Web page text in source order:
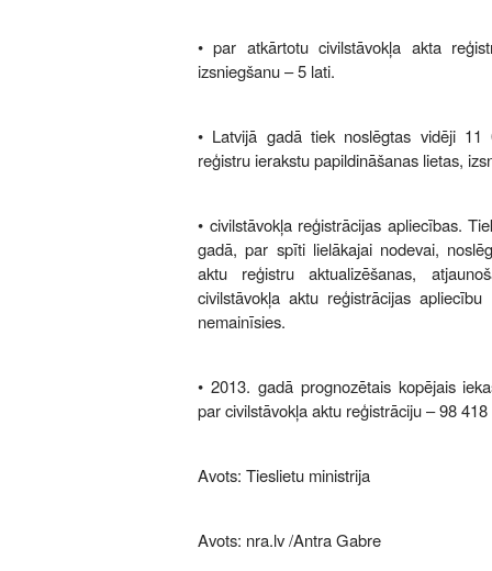
• par atkārtotu civilstāvokļa akta
izsniegšanu – 5 lati.
• Latvijā gadā tiek noslēgtas vidēji 11
reģistru ierakstu papildināšanas lietas,
• civilstāvokļa reģistrācijas apliecības.
gadā, par spīti lielākajai nodevai,
aktu reģistru aktualizēšanas,
civilstāvokļa aktu reģistrācijas
nemainīsies.
• 2013. gadā prognozētais kopējais
par civilstāvokļa aktu reģistrāciju – 98
Avots: Tieslietu ministrija
Avots: nra.lv/Antra Gabre